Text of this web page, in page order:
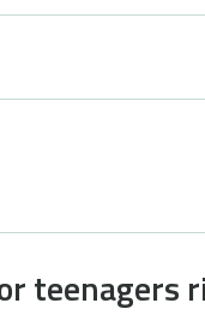
teenagers